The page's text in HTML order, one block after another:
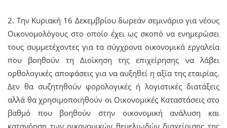
2. Την Κυριακή 16 Δεκεμβρίου δωρεάν σεμινάριο για νέους
Οικονομολόγους στο οποίο έχει ως σκοπό να ενημερώσει
τους συμμετέχοντες για τα σύγχρονα οικονομικά εργαλεία
που βοηθούν τη Διοίκηση της επιχείρησης να λάβει
ορθολογικές αποφάσεις για να αυξηθεί η αξία της εταιρίας.
Δεν θα συζητηθούν φορολογικές ή λογιστικές διατάξεις
αλλά θα χρησιμοποιηθούν οι Οικονομικές Καταστάσεις στο
βαθμό που βοηθούν στην οικονομική ανάλυση και
κατανόηση των οικονομικών θεμελιωδών διαχείρισης της